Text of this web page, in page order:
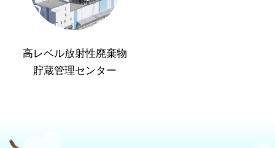
高レベル放射性廃棄物
貯蔵管理センター